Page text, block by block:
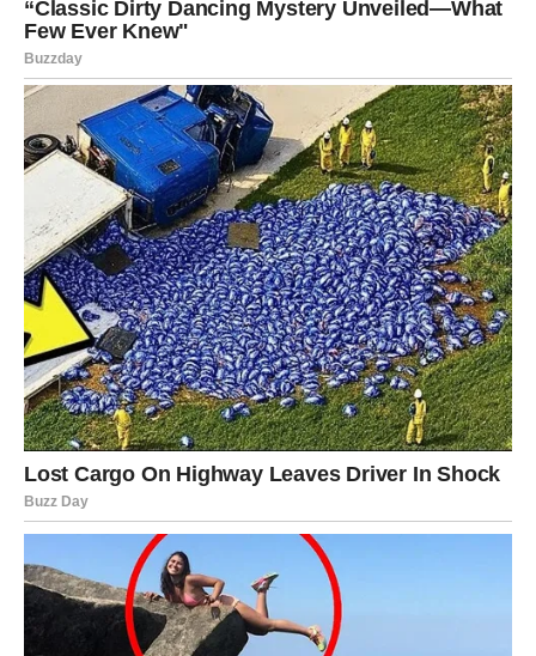
Poruka zvijezda
Ne plašite se istine.
STRIJELAC
DRUGI ZNAK KOJEM DOLAZI VELIKA
SREĆA
Strijelčevi ulaze u period velikih mogućnosti. Posao i
finansije posebno su naglašeni, a jedna prilika mogla bi
promijeniti mnogo toga na bolje.
Moguće su lijepe vijesti vezane za zaradu, napredovanje
ili novi projekat.
Poruka zvijezda
Ne propustite šansu koja vam dolazi.